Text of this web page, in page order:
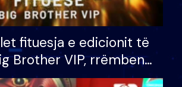
fituesja e edicionit të
Brother VIP, rrëmben
prej 100 mijë eurosh